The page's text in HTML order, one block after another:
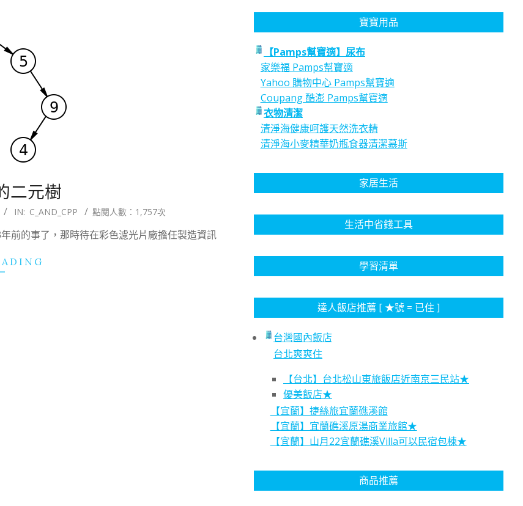
二元樹
IN: C_AND_CPP 點閱人數：1,757次
前的事了，那時待在彩色濾光片廠擔任製造資訊
寶寶用品
【Pamps幫寶適】尿布
家樂福 Pamps幫寶適
Yahoo 購物中心 Pamps幫寶適
Coupang 酷澎 Pamps幫寶適
衣物清潔
清淨海健康呵護天然洗衣精
清淨海小麥精華奶瓶食器清潔慕斯
家居生活
生活中省錢工具
學習清單
達人飯店推薦 [ ★號 = 已住 ]
台灣國內飯店
台北爽爽住
【台北】台北松山東旅飯店近南京三民站★
優美飯店★
【宜蘭】捷絲旅宜蘭礁溪館
【宜蘭】宜蘭礁溪原湯商業旅館★
【宜蘭】山月22宜蘭礁溪Villa可以民宿包棟★
商品推薦